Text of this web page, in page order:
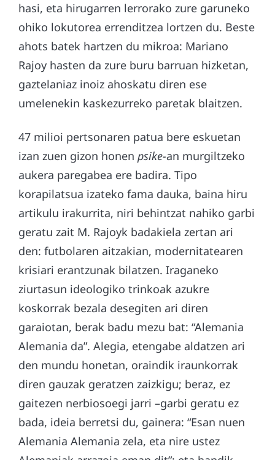
hasi, eta hirugarren lerrorako zure garuneko
ohiko lokutorea errenditzea lortzen du. Beste
ahots batek hartzen du mikroa: Mariano
Rajoy hasten da zure buru barruan hizketan,
gaztelaniaz inoiz ahoskatu diren ese
umelenekin kaskezurreko paretak blaitzen.
47 milioi pertsonaren patua bere eskuetan
izan zuen gizon honen psike-an murgiltzeko
aukera paregabea ere badira. Tipo
korapilatsua izateko fama dauka, baina hiru
artikulu irakurrita, niri behintzat nahiko garbi
geratu zait M. Rajoyk badakiela zertan ari
den: futbolaren aitzakian, modernitatearen
krisiari erantzunak bilatzen. Iraganeko
ziurtasun ideologiko trinkoak azukre
koskorrak bezala desegiten ari diren
garaiotan, berak badu mezu bat: “Alemania
Alemania da”. Alegia, etengabe aldatzen ari
den mundu honetan, oraindik iraunkorrak
diren gauzak geratzen zaizkigu; beraz, ez
gaitezen nerbiosoegi jarri –garbi geratu ez
bada, ideia berretsi du, gainera: “Esan nuen
Alemania Alemania zela, eta nire ustez